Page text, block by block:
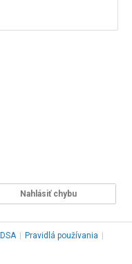
Nahlásiť chybu
DSA Pravidlá používania